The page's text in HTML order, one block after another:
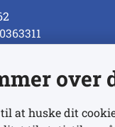
over
at huske dit